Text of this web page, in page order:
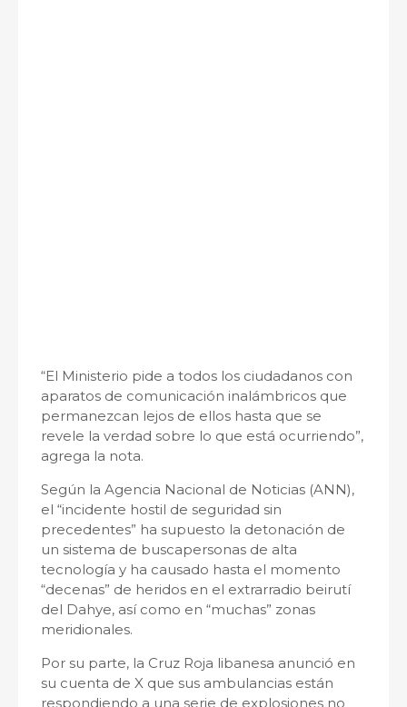
“El Ministerio pide a todos los ciudadanos con
aparatos de comunicación inalámbricos que
permanezcan lejos de ellos hasta que se
revele la verdad sobre lo que está ocurriendo”,
agrega la nota.
Según la Agencia Nacional de Noticias (ANN),
el “incidente hostil de seguridad sin
precedentes” ha supuesto la detonación de
un sistema de buscapersonas de alta
tecnología y ha causado hasta el momento
“decenas” de heridos en el extrarradio beirutí
del Dahye, así como en “muchas” zonas
meridionales.
Por su parte, la Cruz Roja libanesa anunció en
su cuenta de X que sus ambulancias están
respondiendo a una serie de explosiones no